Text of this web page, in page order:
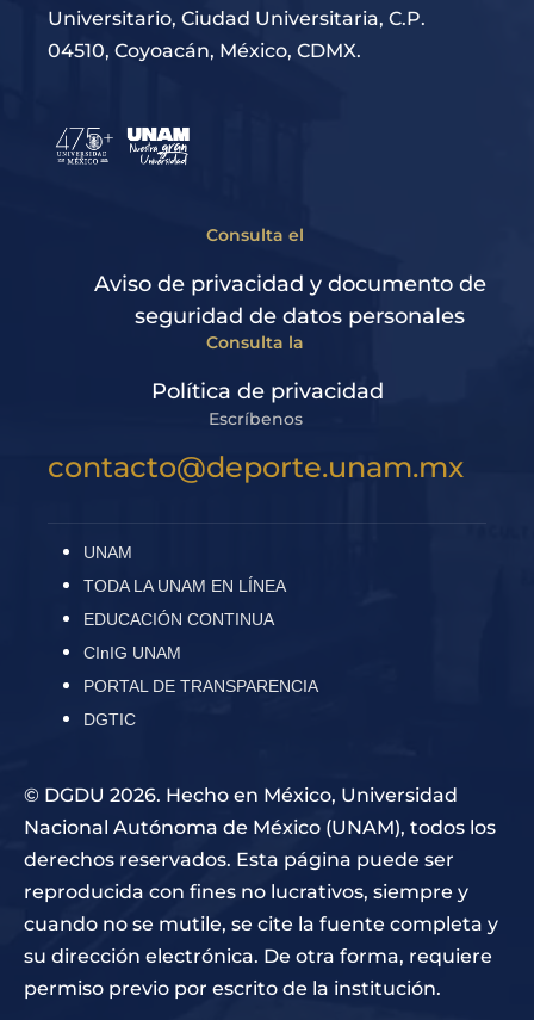
Universitario, Ciudad Universitaria, C.P.
04510, Coyoacán, México, CDMX.
Consulta el
Aviso de privacidad y documento de
seguridad de datos personales
Consulta la
Política de privacidad
Escríbenos
contacto@deporte.unam.mx
UNAM
TODA LA UNAM EN LÍNEA
EDUCACIÓN CONTINUA
CInIG UNAM
PORTAL DE TRANSPARENCIA
DGTIC
© DGDU 2026. Hecho en México, Universidad
Nacional Autónoma de México (UNAM), todos los
derechos reservados. Esta página puede ser
reproducida con fines no lucrativos, siempre y
cuando no se mutile, se cite la fuente completa y
su dirección electrónica. De otra forma, requiere
permiso previo por escrito de la institución.